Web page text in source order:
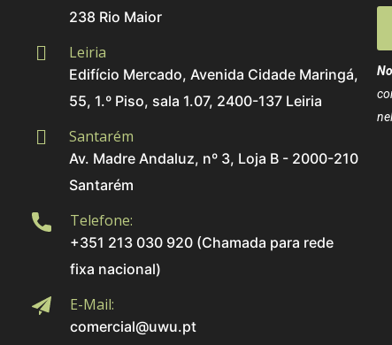
238 Rio Maior
Leiria
Edifício Mercado, Avenida Cidade Maringá,
55, 1.º Piso, sala 1.07, 2400-137 Leiria
Santarém
Av. Madre Andaluz, nº 3, Loja B - 2000-210
Santarém
Telefone:
+351 213 030 920 (Chamada para rede
fixa nacional)
E-Mail:
comercial@uwu.pt